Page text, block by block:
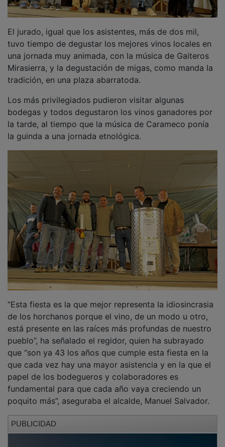
tuvo tiempo de degustar los mejores vinos locales en
una jornada muy animada, con la música de Gaiteros
Mirasierra, y la degustación de migas, como manda la
tradición, en una plaza abarratoda.
bodegas y todos degustaron los vinos ganadores por
la tarde, al tiempo que la música de Carameco ponía
la guinda a una jornada etnológica.
de los horchanos porque el vino, de un modo u otro,
está presente en las raíces más profundas de nuestro
pueblo”, ha señalado el regidor, quien ha subrayado
que “son ya 43 los años que cumple esta fiesta en la
que cada vez hay una mayor asistencia y en la que el
papel de los bodegueros y colaboradores es
fundamental para que cada año vaya creciendo un
poquito más”, aseguraba el alcalde, Manuel Salvador.